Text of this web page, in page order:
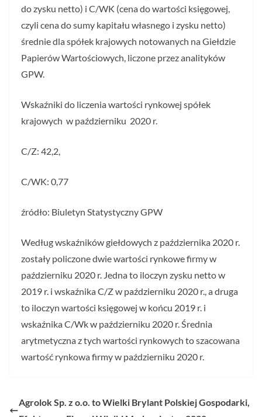
do zysku netto) i C/WK (cena do wartości księgowej,
czyli cena do sumy kapitału własnego i zysku netto)
średnie dla spółek krajowych notowanych na Giełdzie
Papierów Wartościowych, liczone przez analityków
GPW.
Wskaźniki do liczenia wartości rynkowej spółek
krajowych w październiku 2020 r.
C/Z: 42,2,
C/WK: 0,77
źródło: Biuletyn Statystyczny GPW
Według wskaźników giełdowych z października 2020 r.
zostały policzone dwie wartości rynkowe firmy w
październiku 2020 r. Jedna to iloczyn zysku netto w
2019 r. i wskaźnika C/Z w październiku 2020 r., a druga
to iloczyn wartości księgowej w końcu 2019 r. i
wskaźnika C/Wk w październiku 2020 r. Średnia
arytmetyczna z tych wartości rynkowych to szacowana
wartość rynkowa firmy w październiku 2020 r.
Agrolok Sp. z o.o. to Wielki Brylant Polskiej Gospodarki,